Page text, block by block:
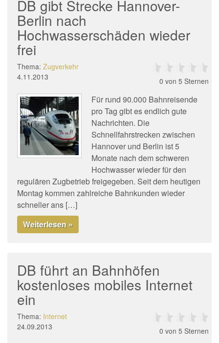
DB gibt Strecke Hannover-
Berlin nach
Hochwasserschäden wieder
frei
Thema: Zugverkehr
4.11.2013
0 von 5 Sternen
Für rund 90.000 Bahnreisende
pro Tag gibt es endlich gute
Nachrichten. Die
Schnellfahrstrecken zwischen
Hannover und Berlin ist 5
Monate nach dem schweren
Hochwasser wieder für den
regulären Zugbetrieb freigegeben. Seit dem heutigen
Montag kommen zahlreiche Bahnkunden wieder
schneller ans […]
Weiterlesen »
DB führt an Bahnhöfen
kostenloses mobiles Internet
ein
Thema: Internet
24.09.2013
0 von 5 Sternen